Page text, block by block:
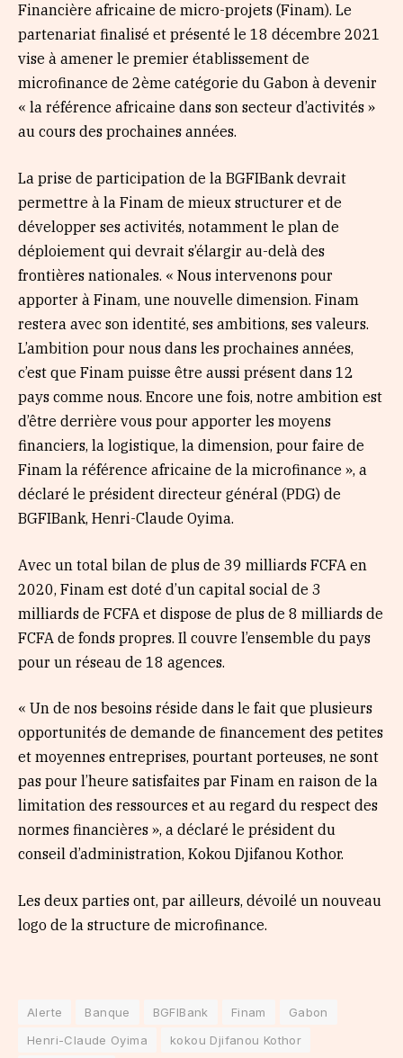
Financière africaine de micro-projets (Finam). Le
partenariat finalisé et présenté le 18 décembre 2021
vise à amener le premier établissement de
microfinance de 2ème catégorie du Gabon à devenir
« la référence africaine dans son secteur d’activités »
au cours des prochaines années.
La prise de participation de la BGFIBank devrait
permettre à la Finam de mieux structurer et de
développer ses activités, notamment le plan de
déploiement qui devrait s’élargir au-delà des
frontières nationales. « Nous intervenons pour
apporter à Finam, une nouvelle dimension. Finam
restera avec son identité, ses ambitions, ses valeurs.
L’ambition pour nous dans les prochaines années,
c’est que Finam puisse être aussi présent dans 12
pays comme nous. Encore une fois, notre ambition est
d’être derrière vous pour apporter les moyens
financiers, la logistique, la dimension, pour faire de
Finam la référence africaine de la microfinance », a
déclaré le président directeur général (PDG) de
BGFIBank, Henri-Claude Oyima.
Avec un total bilan de plus de 39 milliards FCFA en
2020, Finam est doté d’un capital social de 3
milliards de FCFA et dispose de plus de 8 milliards de
FCFA de fonds propres. Il couvre l’ensemble du pays
pour un réseau de 18 agences.
« Un de nos besoins réside dans le fait que plusieurs
opportunités de demande de financement des petites
et moyennes entreprises, pourtant porteuses, ne sont
pas pour l’heure satisfaites par Finam en raison de la
limitation des ressources et au regard du respect des
normes financières », a déclaré le président du
conseil d’administration, Kokou Djifanou Kothor.
Les deux parties ont, par ailleurs, dévoilé un nouveau
logo de la structure de microfinance.
Alerte Banque BGFIBank Finam
Gabon
Henri-Claude Oyima
kokou Djifanou Kothor